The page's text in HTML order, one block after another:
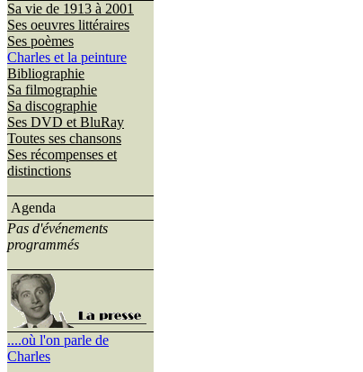
Sa vie de 1913 à 2001
Ses oeuvres littéraires
Ses poèmes
Charles et la peinture
Bibliographie
Sa filmographie
Sa discographie
Ses DVD et BluRay
Toutes ses chansons
Ses récompenses et
distinctions
Agenda
Pas d'événements
programmés
....où l'on parle de
Charles